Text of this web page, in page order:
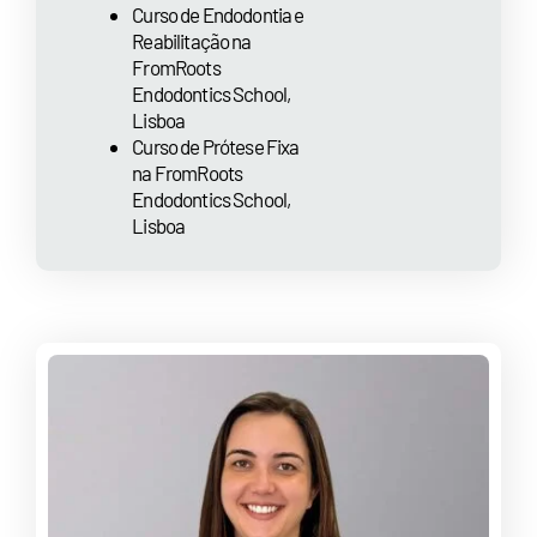
Curso de Endodontia e
Reabilitação na
FromRoots
Endodontics School,
Lisboa
Curso de Prótese Fixa
na FromRoots
Endodontics School,
Lisboa